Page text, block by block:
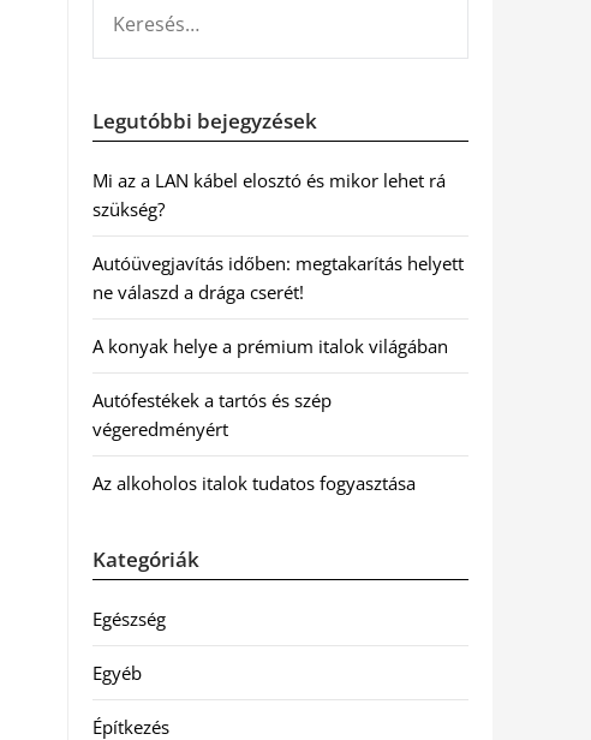
Legutóbbi bejegyzések
Mi az a LAN kábel elosztó és mikor lehet rá
szükség?
Autóüvegjavítás időben: megtakarítás helyett
ne válaszd a drága cserét!
A konyak helye a prémium italok világában
Autófestékek a tartós és szép
végeredményért
Az alkoholos italok tudatos fogyasztása
Kategóriák
Egészség
Egyéb
Építkezés